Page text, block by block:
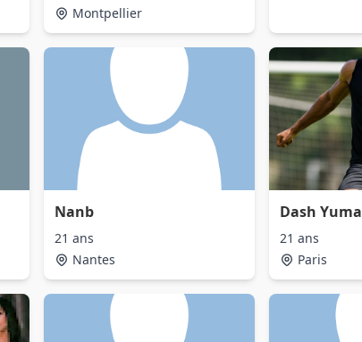
Montpellier
Nanb
21 ans
Nantes
Dash Yuma
21 ans
Paris